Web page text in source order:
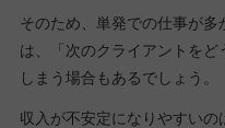
そのため、単発での仕事が
は、「次のクライアントを
しまう場合もあるでしょう。
収入が不安定になりやすい